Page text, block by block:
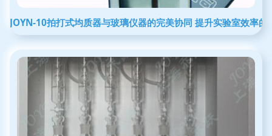
JOYN-10拍打式均质器与玻璃仪器的完美协同 提升实验室效率的